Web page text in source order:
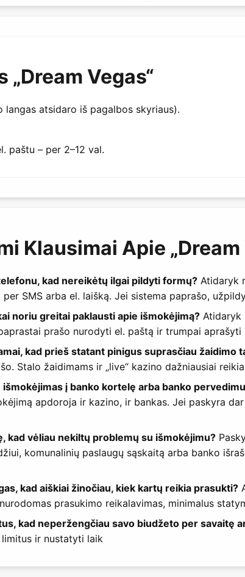
Vegas“
langas atsidaro iš pagalbos skyriaus).
paštu – per 2–12 val.
Klausimai Apie „Dream
kad nereikėtų ilgai pildyti formų?Atidaryk
SMS arba el. laišką. Jei sistema paprašo,
noriu greitai paklausti apie išmokėjimą?Atidaryk
prašo nurodyti el. paštą ir trumpai aprašyti
kad prieš statant pinigus suprasčiau žaidimo
Stalo žaidimams ir „live“ kazino dažniausiai
išmokėjimas į banko kortelę arba banko
apdoroja ir kazino, ir bankas. Jei paskyra
kad vėliau nekiltų problemų su išmokėjimu?
komunalinių paslaugų sąskaitą arba banko
kad aiškiai žinočiau, kiek kartų reikia prasukti?
prasukimo reikalavimas, minimalus
kad neperžengčiau savo biudžeto per savaitę
ir nustatyti laik